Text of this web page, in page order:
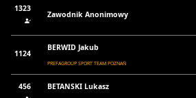
1323
Zawodnik Anonimowy
1124
BERWID Jakub
PREFAGROUP SPORT TEAM POZNAŃ
456 BETANSKI Lukasz